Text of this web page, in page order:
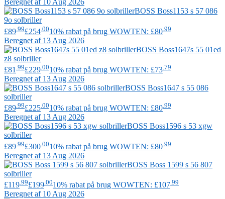
Beregnet af 10 Aug 2026
BOSS Boss1153 s 57 086
9o solbriller
£89 .99£254 .0010% rabat på brug WOWTEN: £80 .99
Beregnet af 13 Aug 2026
BOSS Boss1647s 55 01ed
z8 solbriller
£81 .99£229 .0010% rabat på brug WOWTEN: £73 .79
Beregnet af 13 Aug 2026
BOSS Boss1647 s 55 086
solbriller
£89.99£225.0010% rabat på brug WOWTEN: £80.99
Beregnet af 13 Aug 2026
BOSS Boss1596 s 53 xgw
solbriller
£89 .99£300 .0010% rabat på brug WOWTEN: £80 .99
Beregnet af 13 Aug 2026
BOSS Boss 1599 s 56 807
solbriller
£119 .99£199 .0010% rabat på brug WOWTEN: £107 .99
Beregnet af 10 Aug 2026